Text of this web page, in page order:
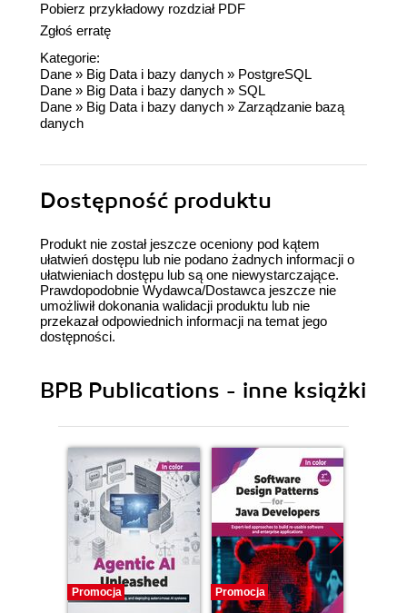
Pobierz przykładowy rozdział PDF
Zgłoś erratę
Kategorie:
Dane » Big Data i bazy danych » PostgreSQL
Dane » Big Data i bazy danych » SQL
Dane » Big Data i bazy danych » Zarządzanie bazą
danych
Dostępność produktu
Produkt nie został jeszcze oceniony pod kątem
ułatwień dostępu lub nie podano żadnych informacji o
ułatwieniach dostępu lub są one niewystarczające.
Prawdopodobnie Wydawca/Dostawca jeszcze nie
umożliwił dokonania walidacji produktu lub nie
przekazał odpowiednich informacji na temat jego
dostępności.
BPB Publications - inne książki
Promocja Promocja